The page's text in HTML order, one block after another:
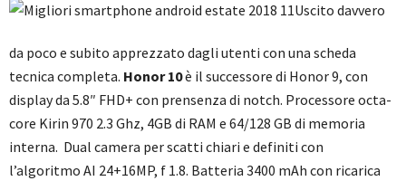
Uscito davvero
da poco e subito apprezzato dagli utenti con una scheda
tecnica completa. Honor 10è il successore di Honor 9, con
display da 5.8″ FHD+ con prensenza di notch. Processore octa-
core Kirin 970 2.3 Ghz, 4GB di RAM e 64/128 GB di memoria
interna. Dual camera per scatti chiari e definiti con
l’algoritmo AI 24+16MP, f 1.8. Batteria 3400 mAh con ricarica